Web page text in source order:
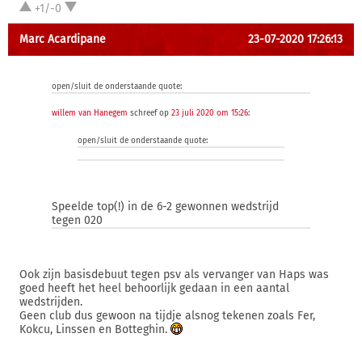
+1/-0
Marc Acardipane 23-07-2020 17:26:13
open/sluit de onderstaande quote:
willem van Hanegem schreef op 23 juli 2020 om 15:26:
open/sluit de onderstaande quote:
Speelde top(!) in de 6-2 gewonnen wedstrijd
tegen 020
Ook zijn basisdebuut tegen psv als vervanger van Haps was
goed heeft het heel behoorlijk gedaan in een aantal
wedstrijden.
Geen club dus gewoon na tijdje alsnog tekenen zoals Fer,
Kokcu, Linssen en Botteghin.